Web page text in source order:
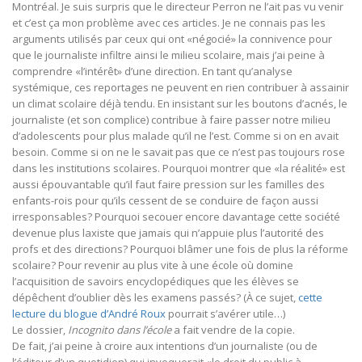
Montréal. Je suis surpris que le directeur Perron ne l’ait pas vu venir
et c’est ça mon problème avec ces articles. Je ne connais pas les
arguments utilisés par ceux qui ont «négocié» la connivence pour
que le journaliste infiltre ainsi le milieu scolaire, mais j’ai peine à
comprendre «l’intérêt» d’une direction. En tant qu’analyse
systémique, ces reportages ne peuvent en rien contribuer à assainir
un climat scolaire déjà tendu. En insistant sur les boutons d’acnés, le
journaliste (et son complice) contribue à faire passer notre milieu
d’adolescents pour plus malade qu’il ne l’est. Comme si on en avait
besoin. Comme si on ne le savait pas que ce n’est pas toujours rose
dans les institutions scolaires. Pourquoi montrer que «la réalité» est
aussi épouvantable qu’il faut faire pression sur les familles des
enfants-rois pour qu’ils cessent de se conduire de façon aussi
irresponsables? Pourquoi secouer encore davantage cette société
devenue plus laxiste que jamais qui n’appuie plus l’autorité des
profs et des directions? Pourquoi blâmer une fois de plus la réforme
scolaire? Pour revenir au plus vite à une école où domine
l’acquisition de savoirs encyclopédiques que les élèves se
dépêchent d’oublier dès les examens passés? (À ce sujet,cette
lecture du blogue d’André Roux pourrait s’avérer utile…)
Le dossier, Incognito dans l’écolea fait vendre de la copie.
De fait, j’ai peine à croire aux intentions d’un journaliste (ou de